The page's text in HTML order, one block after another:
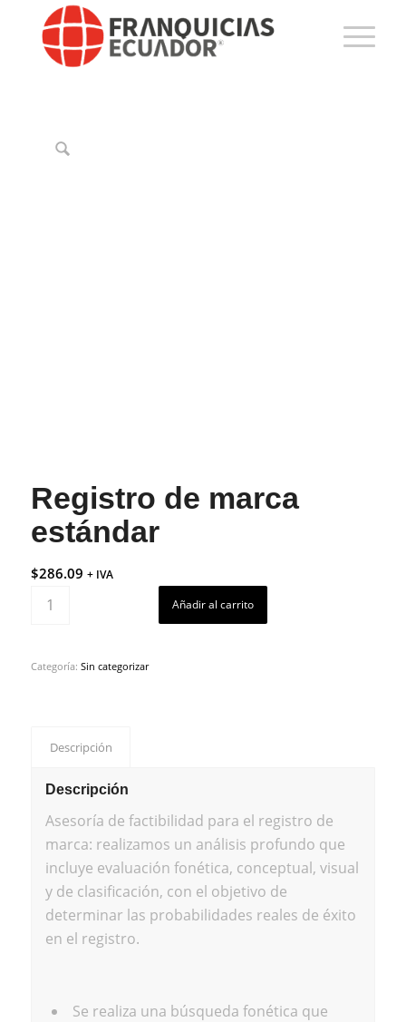
Registro de marca
estándar
$286.09 + IVA
Añadir al carrito
Categoría: Sin categorizar
Descripción
Descripción
Asesoría de factibilidad para el registro de
marca: realizamos un análisis profundo que
incluye evaluación fonética, conceptual, visual
y de clasificación, con el objetivo de
determinar las probabilidades reales de éxito
en el registro.
Se realiza una búsqueda fonética que